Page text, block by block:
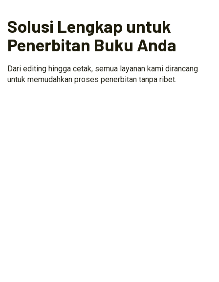
Solusi Lengkap untuk
Penerbitan Buku Anda
Dari editing hingga cetak, semua layanan kami dirancang
untuk memudahkan proses penerbitan tanpa ribet.